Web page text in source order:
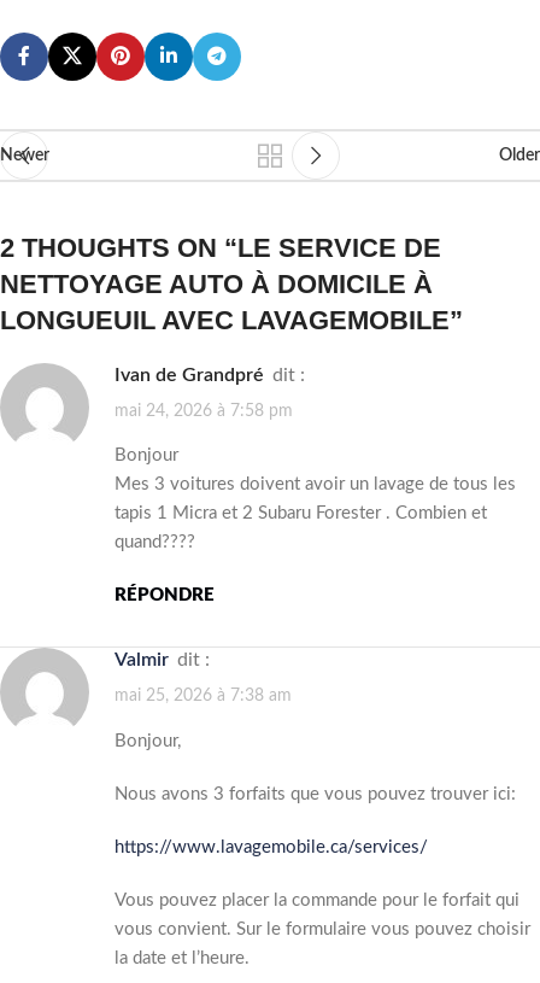
Newer Older
2 THOUGHTS ON “LE SERVICE DE
NETTOYAGE AUTO À DOMICILE À
LONGUEUIL AVEC LAVAGEMOBILE”
Ivan de Grandpré dit :
mai 24, 2026 à 7:58 pm
Bonjour
Mes 3 voitures doivent avoir un lavage de tous les
tapis 1 Micra et 2 Subaru Forester . Combien et
quand????
RÉPONDRE
Valmir dit :
mai 25, 2026 à 7:38 am
Bonjour,
Nous avons 3 forfaits que vous pouvez trouver ici:
https://www.lavagemobile.ca/services/
Vous pouvez placer la commande pour le forfait qui
vous convient. Sur le formulaire vous pouvez choisir
la date et l’heure.